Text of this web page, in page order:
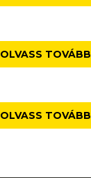
OLVASS TOVÁBB
OLVASS TOVÁBB